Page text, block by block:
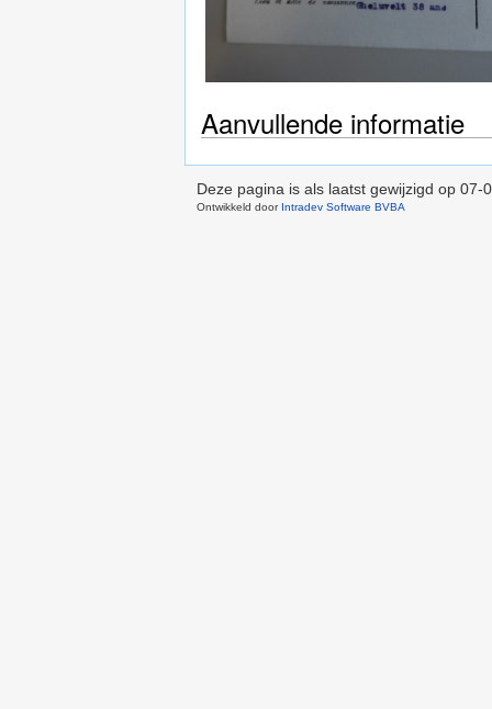
Aanvullende informatie
Deze pagina is als laatst gewijzigd op 07-
Ontwikkeld door Intradev Software BVBA